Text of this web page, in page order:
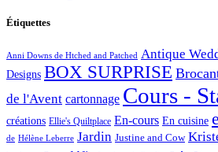
Étiquettes
Anni Downs de Htched and Patched Antique
Designs BOX SURPRISE
de l'Avent cartonnage Cours -
créations Ellie's Quiltplace En-cours En cuisine
de Hélène Leberre Jardin Justine and Cow